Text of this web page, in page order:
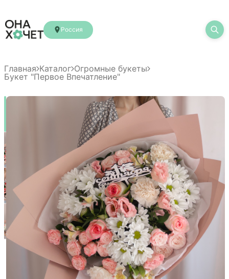
Россия
Главная Каталог Огромные букеты
Букет "Первое Впечатление"